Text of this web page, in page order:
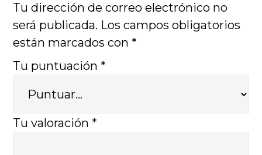
Tu dirección de correo electrónico no
será publicada. Los campos obligatorios
están marcados con *
Tu puntuación *
Tu valoración *